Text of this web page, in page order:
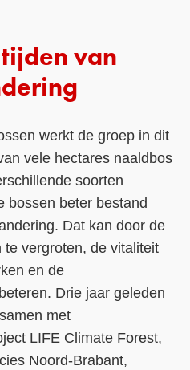
van
werkt de groep in dit
vele hectares naaldbos
soorten
bossen beter bestand
Dat kan door de
vergroten, de vitaliteit
en de
Drie jaar geleden
met
LIFE Climate Forest,
Noord-Brabant,